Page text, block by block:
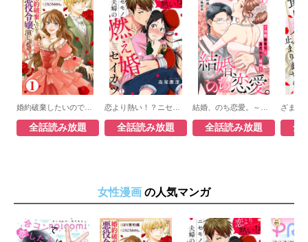
全話読み放題 全話読み放題 全話読み放題 全
女性漫画 の人気マンガ